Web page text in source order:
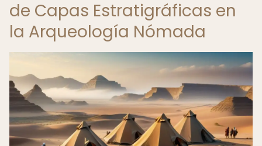
de Capas Estratigráficas en
la Arqueología Nómada